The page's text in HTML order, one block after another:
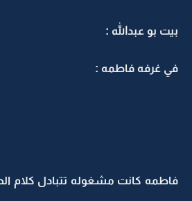
بيت بو عبدالله :
في غرفه فاطمه :
فاطمه كانت مشغوله تتبادل كلام